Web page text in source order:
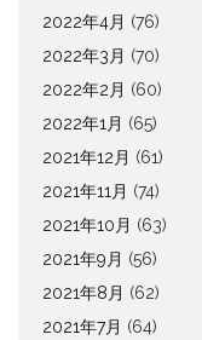
2022年4月 (76)
2022年3月 (70)
2022年2月 (60)
2022年1月 (65)
2021年12月 (61)
2021年11月 (74)
2021年10月 (63)
2021年9月 (56)
2021年8月 (62)
2021年7月 (64)